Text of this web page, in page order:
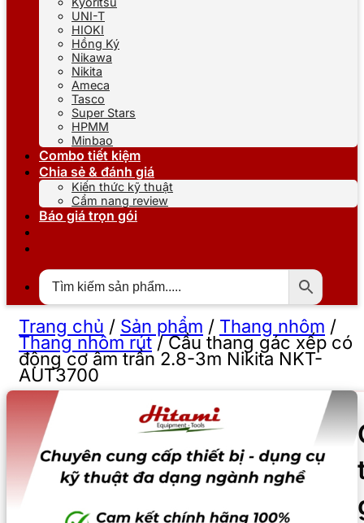
UNI-T
HIOKI
Hồng Ký
Nikawa
Nikita
Ameca
Tasco
Super Stars
HPMM
Minbao
Combo tiết kiệm
Chia sẻ & đánh giá
Kiến thức kỹ thuật
Cẩm nang review
Báo giá trọn gói
Trang chủ / Sản phẩm / Thang nhôm /
Thang nhôm rút/Cầu thang gác xếp có
động cơ âm trần 2.8-3m Nikita NKT-
AUT3700